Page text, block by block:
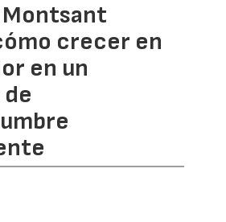
Montsant
crecer en
en un